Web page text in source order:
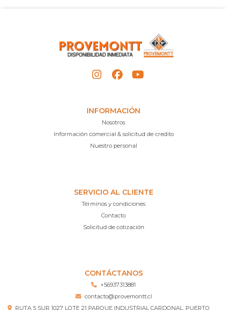
INFORMACIÓN
Nosotros
Información comercial & solicitud de credito
Nuestro personal
SERVICIO AL CLIENTE
Términos y condiciones
Contacto
Solicitud de cotización
CONTÁCTANOS
+56937313881
contacto@provemontt.cl
RUTA 5 SUR 1027 LOTE 21 PARQUE INDUSTRIAL CARDONAL, PUERTO